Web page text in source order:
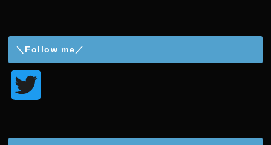
＼Follow me／